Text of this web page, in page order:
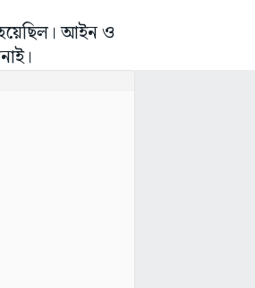
আইন ও